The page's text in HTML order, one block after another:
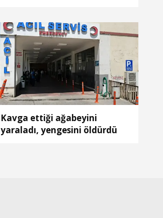
Kavga ettiği ağabeyini
yaraladı, yengesini öldürdü